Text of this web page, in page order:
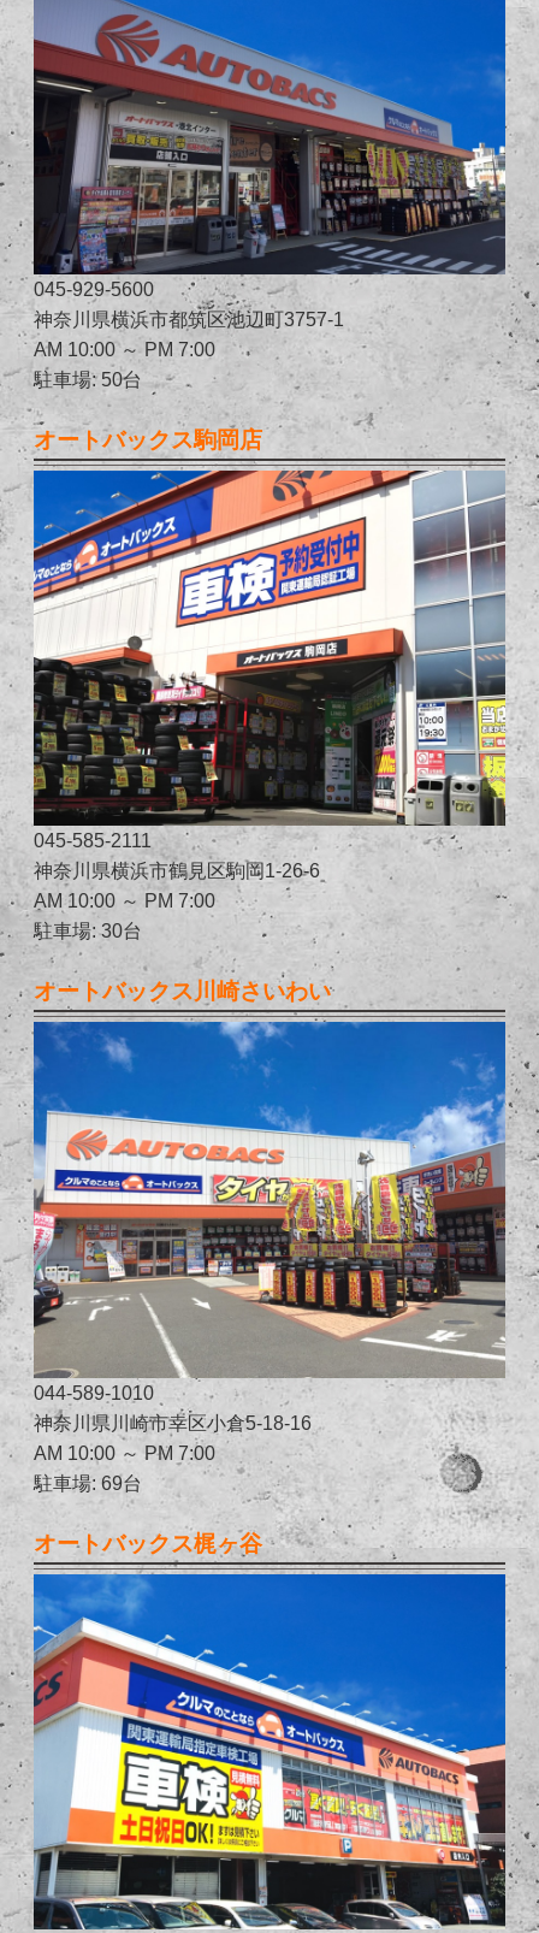
045-929-5600
神奈川県横浜市都筑区池辺町3757-1
AM 10:00 ～ PM 7:00
駐車場: 50台
オートバックス駒岡店
045-585-2111
神奈川県横浜市鶴見区駒岡1-26-6
AM 10:00 ～ PM 7:00
駐車場: 30台
オートバックス川崎さいわい
044-589-1010
神奈川県川崎市幸区小倉5-18-16
AM 10:00 ～ PM 7:00
駐車場: 69台
オートバックス梶ヶ谷